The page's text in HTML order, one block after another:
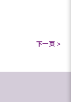
下一页 >